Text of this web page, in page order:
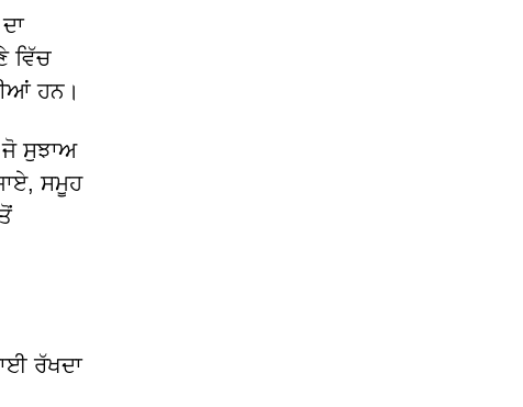
ਵਿੱਚ
ਹਨ।
ਸੁਝਾਅ
ਸਮੂਹ
ਰੱਖਦਾ